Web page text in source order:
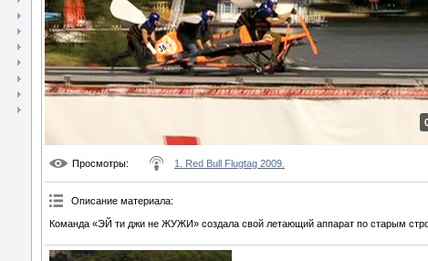
Просмотры: 1. Red Bull Flugtag 2009.
Описание материала:
Команда «ЭЙ ти джи не ЖУЖИ» создала свой летающий аппарат по старым